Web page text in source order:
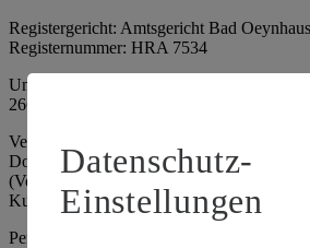
Registergericht: Amtsgericht Bad
Registernummer: HRA 7534
Umsatzsteuer-Identifikationsnummer gem.
266067317
Vertretungsberechtigte: Mark Rosenkranz
Dominique Klingsiek (Vorstandsmitglied),
(Vorstandsmitglied), Stephan Wohler
Kuhlmann (Aufsichtsratsvorsitzender)
Persönlich haftende Gesellschafterin:
Datenschutz-
Einstellungen